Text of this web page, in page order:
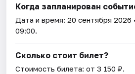
Когда запланирован
Дата и время:20 сентября 2026
09:00.
Сколько стоит билет?
Стоимость билета: от 3 150 ₽.